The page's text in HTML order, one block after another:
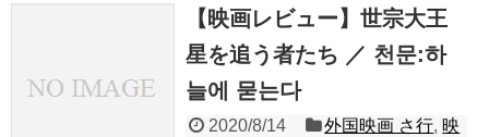
【映画レビュー】世宗大王
星を追う者たち ／ 천문:하
늘에 묻는다
2020/8/14 外国映画 さ行, 映